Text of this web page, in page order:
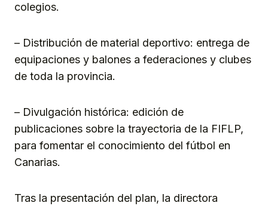
colegios.
– Distribución de material deportivo: entrega de
equipaciones y balones a federaciones y clubes
de toda la provincia.
– Divulgación histórica: edición de
publicaciones sobre la trayectoria de la FIFLP,
para fomentar el conocimiento del fútbol en
Canarias.
Tras la presentación del plan, la directora